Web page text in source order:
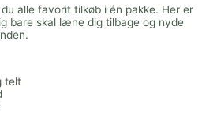
alle favorit tilkøb i én pakke. Her er
bare skal læne dig tilbage og nyde
telt